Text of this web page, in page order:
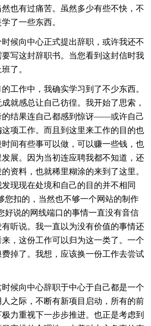
也有过痛苦。虽然多少有些不快，不
了一些东西。
候向中心正式提出辞职，或许我还不
写这封辞职书。当您看到这封信时我
了。
工作中，我确实学习到了不少东西。
就感总让自己彷徨。我开始了思索，
的结果连自己都感到惊讶——或许自己
项工作。而且到这里来工作的目的也
间有些事可以做，可以赚一些钱，也
展。因为当初连应聘我都不知道，还
资料，也就稀里糊涂的来到了这里。
现现在处境和自己的目的并不相同
您扣的，当然也不够一个网站的制作
好说的网线端口的事情一直没有音信
听说。我一直以为没有价值的事情还
，这份工作可以归为这一类了。一个
掉了。我想，应该换一份工作去尝试
候向中心辞职于中心于自己都是一个
之际，不断有新项目启动，所有的前
力重视下一步步推进。也正是考虑到